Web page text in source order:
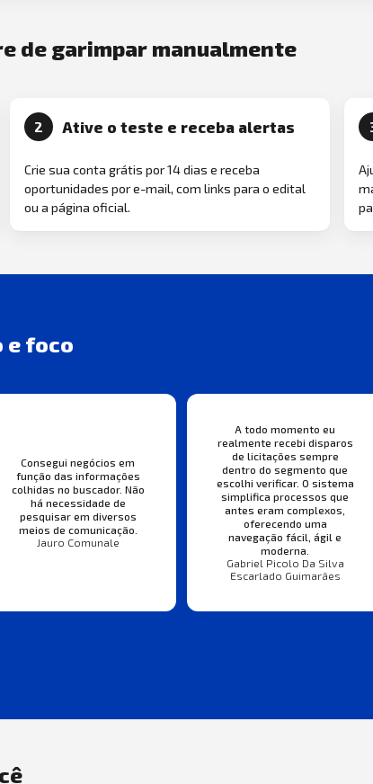
de garimpar manualmente
2 Ative o teste e receba alertas
Crie sua conta grátis por 14 dias e receba
oportunidades por e-mail, com links para o edital
ou a página oficial.
e foco
Consegui negócios em
função das informações
colhidas no buscador. Não
há necessidade de
pesquisar em diversos
meios de comunicação.
Jauro Comunale
A todo momento eu
realmente recebi disparos
de licitações sempre
dentro do segmento que
escolhi verificar. O sistema
simplifica processos que
antes eram complexos,
oferecendo uma
navegação fácil, ágil e
moderna.
Gabriel Picolo Da Silva
Escarlado Guimarães